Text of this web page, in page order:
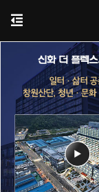
생활을 더 편리
행복한 세상을